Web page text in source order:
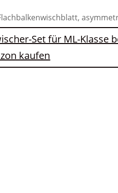
Set für ML-Klasse
kaufen